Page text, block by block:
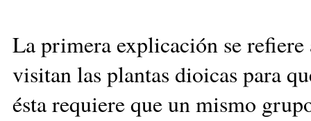
La primera explicación se
visitan las plantas dioicas para
ésta requiere que un mismo